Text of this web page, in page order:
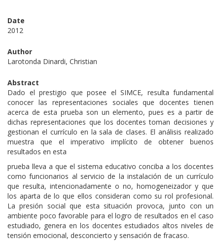
Date
2012
Author
Larotonda Dinardi, Christian
Abstract
Dado el prestigio que posee el SIMCE, resulta fundamental
conocer las representaciones sociales que docentes tienen
acerca de esta prueba son un elemento, pues es a partir de
dichas representaciones que los docentes toman decisiones y
gestionan el currículo en la sala de clases. El análisis realizado
muestra que el imperativo implícito de obtener buenos
resultados en esta
prueba lleva a que el sistema educativo conciba a los docentes
como funcionarios al servicio de la instalación de un currículo
que resulta, intencionadamente o no, homogeneizador y que
los aparta de lo que ellos consideran como su rol profesional.
La presión social que esta situación provoca, junto con un
ambiente poco favorable para el logro de resultados en el caso
estudiado, genera en los docentes estudiados altos niveles de
tensión emocional, desconcierto y sensación de fracaso.